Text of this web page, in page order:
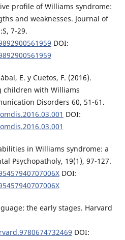
profile of Williams syndrome:
and weaknesses. Journal of
7-29.
DOI:
E. y Cuetos, F. (2016).
children with Williams
Disorders 60, 51-61.
DOI:
in Williams syndrome: a
Psychopatholy, 19(1), 97-127.
DOI:
the early stages. Harvard
DOI: